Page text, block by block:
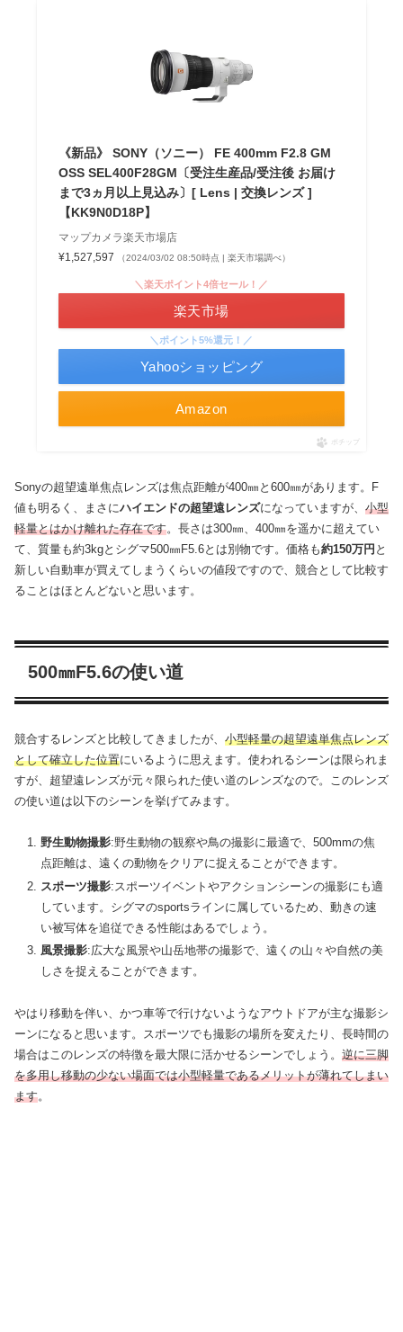
《新品》 SONY（ソニー） FE 400mm F2.8 GM
OSS SEL400F28GM〔受注生産品/受注後 お届け
まで3ヵ月以上見込み〕[ Lens | 交換レンズ ]
【KK9N0D18P】
マップカメラ楽天市場店
¥1,527,597
（2024/03/02 08:50時点 | 楽天市場調べ）
Amazon
＼楽天ポイント4倍セール！／
楽天市場
＼ポイント5%還元！／
Yahooショッピング
ポチップ
Sonyの超望遠単焦点レンズは焦点距離が400㎜と600㎜があります。F
値も明るく、まさにハイエンドの超望遠レンズになっていますが、 小型
軽量とはかけ離れた存在です。長さは300㎜、400㎜を遥かに超えてい
て、質量も約3kgとシグマ500㎜F5.6とは別物です。価格も約150万円 と
新しい自動車が買えてしまうくらいの値段ですので、競合として比較す
ることはほとんどないと思います。
500㎜F5.6の使い道
競合するレンズと比較してきましたが、 小型軽量の超望遠単焦点レンズ
として確立した位置にいるように思えます。使われるシーンは限られま
すが、超望遠レンズが元々限られた使い道のレンズなので。このレンズ
の使い道は以下のシーンを挙げてみます。
野生動物撮影:野生動物の観察や鳥の撮影に最適で、500mmの焦
点距離は、遠くの動物をクリアに捉えることができます。
スポーツ撮影:スポーツイベントやアクションシーンの撮影にも適
しています。シグマのsportsラインに属しているため、動きの速
い被写体を追従できる性能はあるでしょう。
風景撮影:広大な風景や山岳地帯の撮影で、遠くの山々や自然の美
しさを捉えることができます。
やはり移動を伴い、かつ車等で行けないようなアウトドアが主な撮影シ
ーンになると思います。スポーツでも撮影の場所を変えたり、長時間の
場合はこのレンズの特徴を最大限に活かせるシーンでしょう。 逆に三脚
を多用し移動の少ない場面では小型軽量であるメリットが薄れてしまい
ます。